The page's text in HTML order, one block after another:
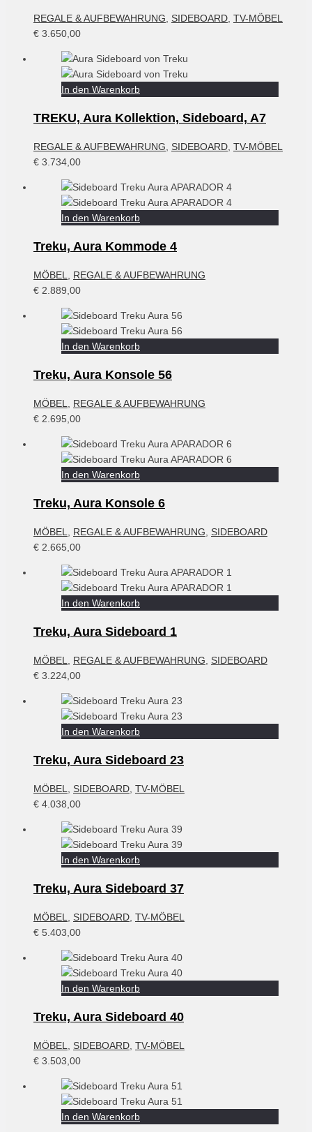
REGALE & AUFBEWAHRUNG SIDEBOARD TV-MÖBEL
€ 3.650,00
In den Warenkorb
TREKU, Aura Kollektion, Sideboard, A7
REGALE & AUFBEWAHRUNG SIDEBOARD TV-MÖBEL
€ 3.734,00
In den Warenkorb
Treku, Aura Kommode 4
MÖBEL
REGALE & AUFBEWAHRUNG
€ 2.889,00
In den Warenkorb
Treku, Aura Konsole 56
MÖBEL
REGALE & AUFBEWAHRUNG
€ 2.695,00
In den Warenkorb
Treku, Aura Konsole 6
MÖBEL REGALE & AUFBEWAHRUNG
SIDEBOARD
€ 2.665,00
In den Warenkorb
Treku, Aura Sideboard 1
MÖBEL REGALE & AUFBEWAHRUNG
SIDEBOARD
€ 3.224,00
In den Warenkorb
Treku, Aura Sideboard 23
MÖBEL SIDEBOARD TV-MÖBEL
€ 4.038,00
In den Warenkorb
Treku, Aura Sideboard 37
MÖBEL SIDEBOARD TV-MÖBEL
€ 5.403,00
In den Warenkorb
Treku, Aura Sideboard 40
MÖBEL SIDEBOARD TV-MÖBEL
€ 3.503,00
In den Warenkorb